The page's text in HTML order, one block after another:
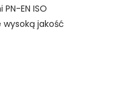
EN ISO
jakość